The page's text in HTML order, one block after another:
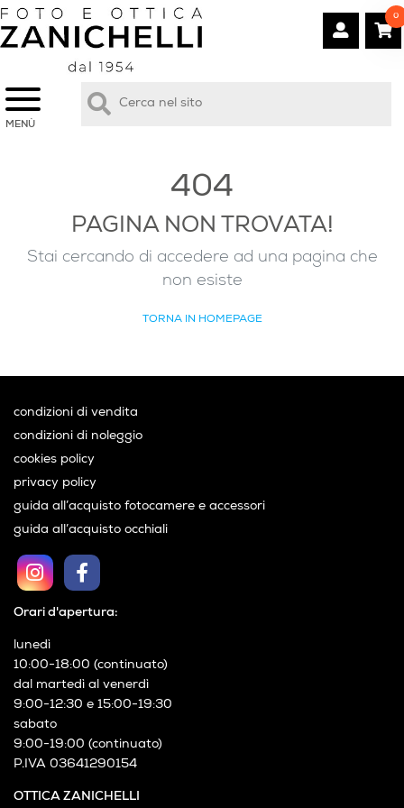
MENÙ
0
404
PAGINA NON TROVATA!
Stai cercando di accedere ad una pagina che
non esiste
TORNA IN HOMEPAGE
OTTICA ZANICHELLI
Orari d'apertura:
lunedì
10:00-18:00 (continuato)
dal martedì al venerdì
9:00-12:30 e 15:00-19:30
sabato
9:00-19:00 (continuato)
P.IVA 03641290154
condizioni di vendita
condizioni di noleggio
cookies policy
privacy policy
guida all’acquisto fotocamere e accessori
guida all’acquisto occhiali